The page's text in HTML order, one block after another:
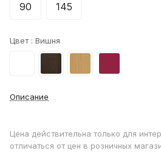
90 145
Цвет : Вишня
Описание
Цена действительна только для
отличаться от цен в розничных